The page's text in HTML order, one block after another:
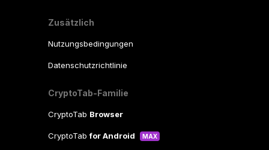
Zusätzlich
Nutzungsbedingungen
Datenschutzrichtlinie
CryptoTab-Familie
CryptoTab Browser
CryptoTabfor Android MAX